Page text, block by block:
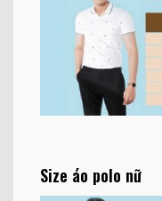
Size áo polo nữ